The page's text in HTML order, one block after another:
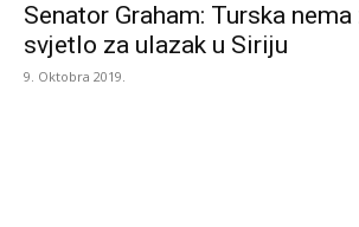
Senator Graham: Turska
svjetlo za ulazak u Siriju
9. Oktobra 2019.